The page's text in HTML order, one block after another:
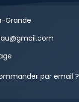
Grande
par email ?